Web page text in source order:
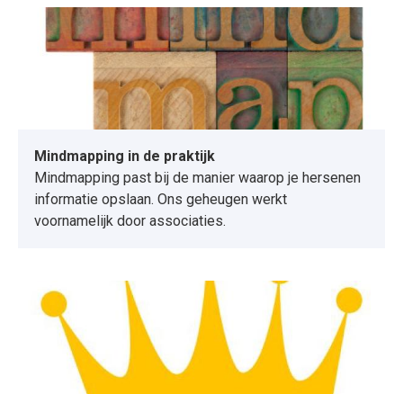
Mindmapping in de praktijk
Mindmapping past bij de manier waarop je hersenen
informatie opslaan. Ons geheugen werkt
voornamelijk door associaties.